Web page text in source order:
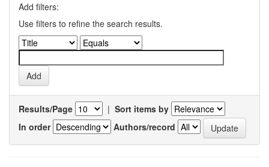
Add filters:
Use filters to refine the search results.
Results/Page | Sort items by
In order
Authors/record